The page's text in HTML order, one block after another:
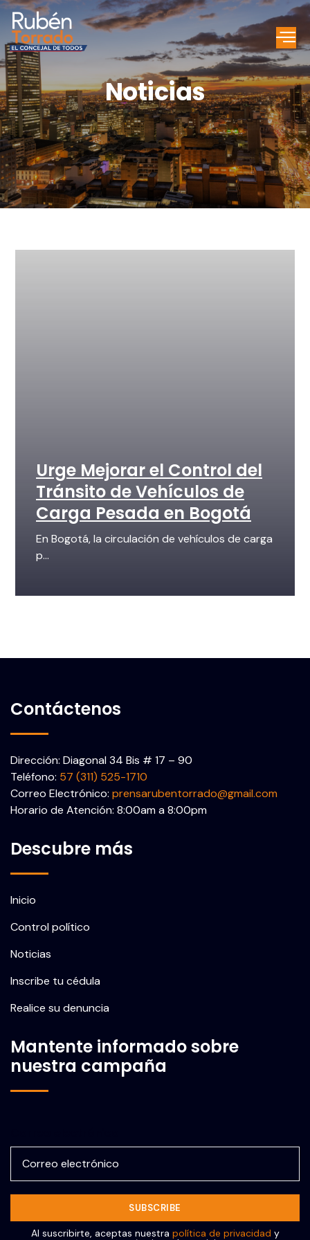
Noticias
Urge Mejorar el Control del
Tránsito de Vehículos de
Carga Pesada en Bogotá
En Bogotá, la circulación de vehículos de carga
p...
Contáctenos
Dirección: Diagonal 34 Bis # 17 – 90
Teléfono: 57 (311) 525-1710
Correo Electrónico: prensarubentorrado@gmail.com
Horario de Atención: 8:00am a 8:00pm
Descubre más
Inicio
Control político
Noticias
Inscribe tu cédula
Realice su denuncia
Mantente informado sobre
nuestra campaña
Al suscribirte, aceptas nuestra política de privacidad y